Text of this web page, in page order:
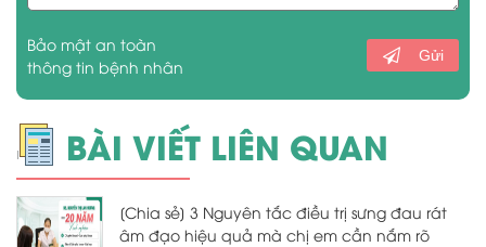
Bảo mật an toàn
thông tin bệnh nhân
Gửi
BÀI VIẾT LIÊN QUAN
[Chia sẻ] 3 Nguyên tắc điều trị sưng đau rát
âm đạo hiệu quả mà chị em cần nắm rõ